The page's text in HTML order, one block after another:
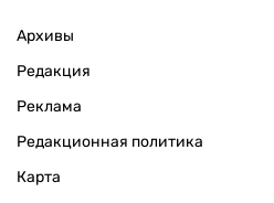
Архивы
Редакция
Реклама
Редакционная политика
Карта